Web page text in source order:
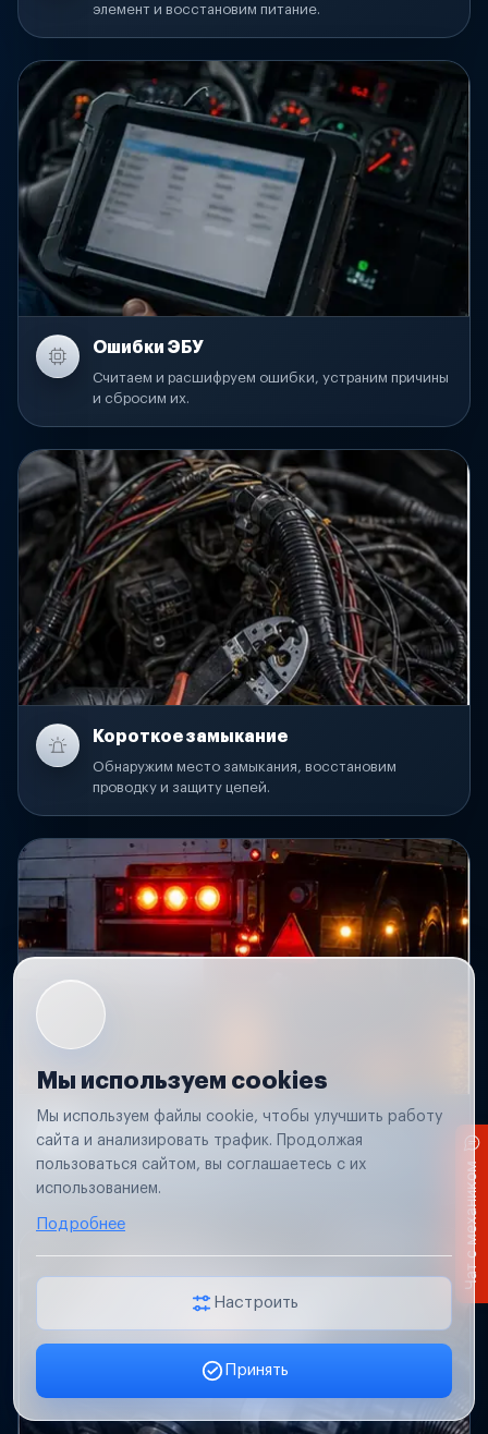
элемент и восстановим питание.
Ошибки ЭБУ
Считаем и расшифруем ошибки, устраним причины
и сбросим их.
Короткое замыкание
Обнаружим место замыкания, восстановим
проводку и защиту цепей.
Не работает свет прицепа
Проверим проводку и разъемы, восстановим
освещение прицепа.
Мы используем cookies
Мы используем файлы cookie, чтобы улучшить работу
сайта и анализировать трафик. Продолжая
пользоваться сайтом, вы соглашаетесь с их
использованием.
Подробнее
Настроить
Принять
Заявка онлайн
Чат с механиком